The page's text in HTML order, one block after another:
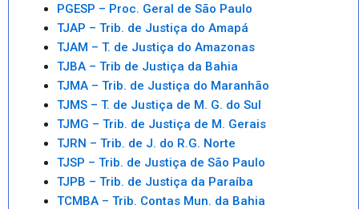
PGESP – Proc. Geral de São Paulo
TJAP – Trib. de Justiça do Amapá
TJAM – T. de Justiça do Amazonas
TJBA – Trib de Justiça da Bahia
TJMA – Trib. de Justiça do Maranhão
TJMS – T. de Justiça de M. G. do Sul
TJMG – Trib. de Justiça de M. Gerais
TJRN – Trib. de J. do R.G. Norte
TJSP – Trib. de Justiça de São Paulo
TJPB – Trib. de Justiça da Paraíba
TCMBA – Trib. Contas Mun. da Bahia